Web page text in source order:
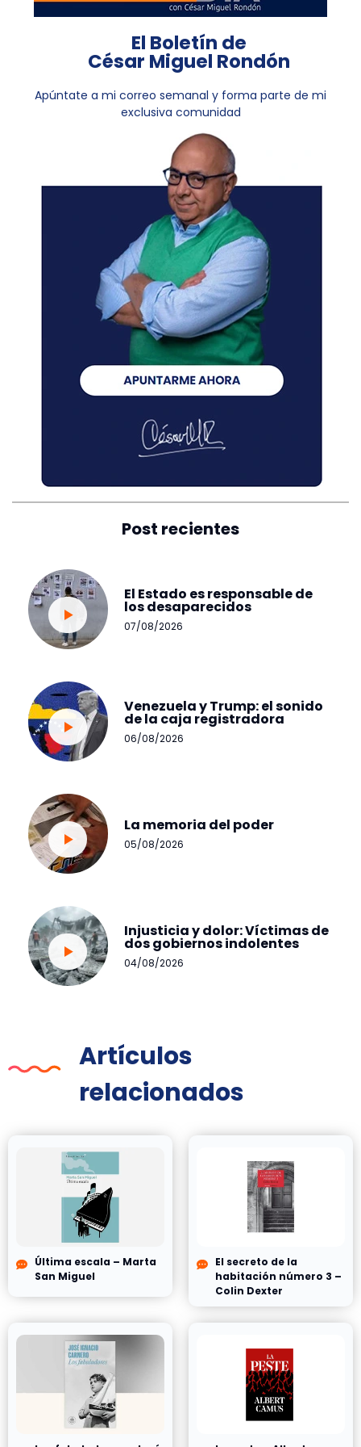
El Boletín de
César Miguel Rondón
Apúntate a mi correo semanal y forma parte de mi
exclusiva comunidad
Post recientes
El Estado es responsable de
los desaparecidos
07/08/2026
Venezuela y Trump: el sonido
de la caja registradora
06/08/2026
La memoria del poder
05/08/2026
Injusticia y dolor: Víctimas de
dos gobiernos indolentes
04/08/2026
Artículos
relacionados
Última escala – Marta
San Miguel
El secreto de la
habitación número 3 –
Colin Dexter